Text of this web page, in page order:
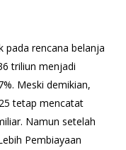
pada rencana belanja
triliun menjadi
Meski demikian,
tetap mencatat
Namun setelah
Pembiayaan